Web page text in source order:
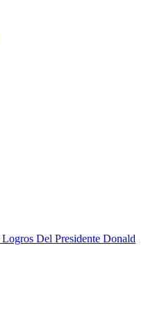
Del Presidente Donald